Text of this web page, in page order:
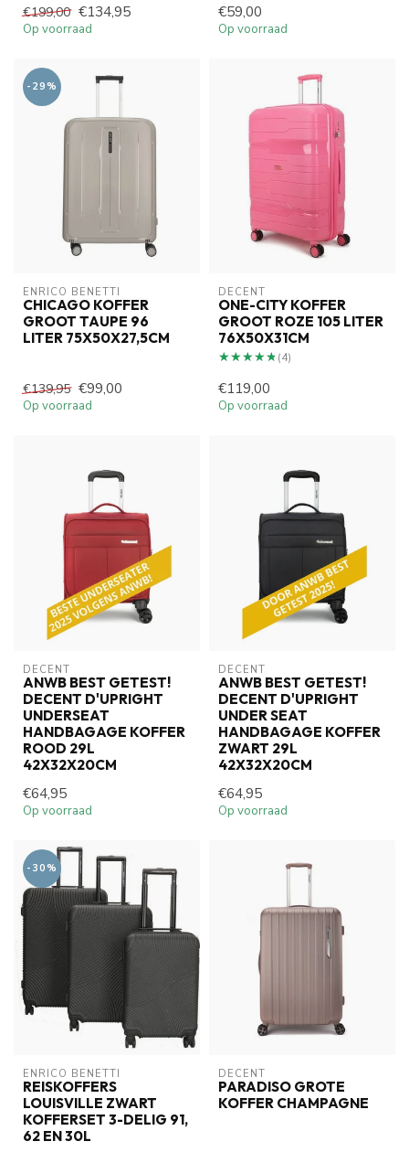
€199,00 €134,95
Op voorraad
€59,00
Op voorraad
-29%
ENRICO BENETTI
CHICAGO KOFFER
GROOT TAUPE 96
LITER 75X50X27,5CM
€139,95 €99,00
Op voorraad
DECENT
ONE-CITY KOFFER
GROOT ROZE 105 LITER
76X50X31CM
★★★★★
★★★★★(4)
€119,00
Op voorraad
DECENT
ANWB BEST GETEST!
DECENT D'UPRIGHT
UNDERSEAT
HANDBAGAGE KOFFER
ROOD 29L
42X32X20CM
€64,95
Op voorraad
DECENT
ANWB BEST GETEST!
DECENT D'UPRIGHT
UNDER SEAT
HANDBAGAGE KOFFER
ZWART 29L
42X32X20CM
€64,95
Op voorraad
-30%
ENRICO BENETTI
REISKOFFERS
LOUISVILLE ZWART
KOFFERSET 3-DELIG 91,
62 EN 30L
DECENT
PARADISO GROTE
KOFFER CHAMPAGNE